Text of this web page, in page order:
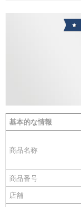
基本的な情報
商品名称
商品番号
店舗